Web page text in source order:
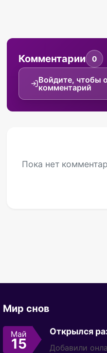
Комментарии 0
Войдите, чтобы
комментарий
Пока нет
Мир снов
Май
15
Открылся
Добавили